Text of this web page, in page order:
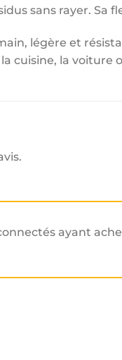
sans rayer.
légère et
cuisine, la
ayant